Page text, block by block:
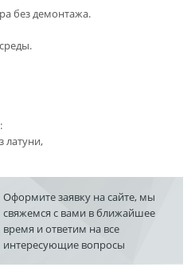
без демонтажа.
латуни,
Оформите заявку на сайте, мы
свяжемся с вами в ближайшее
время и ответим на все
интересующие вопросы